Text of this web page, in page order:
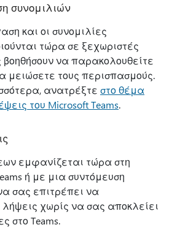
συνομιλιών
και οι συνομιλίες
τώρα σε ξεχωριστές
να παρακολουθείτε
μειώσετε τους περισπασμούς.
ανατρέξτε στο θέμα
του Microsoft Teams.
εμφανίζεται τώρα στη
ή με μια συντόμευση
σας επιτρέπει να
χωρίς να σας αποκλείει
στο Teams.